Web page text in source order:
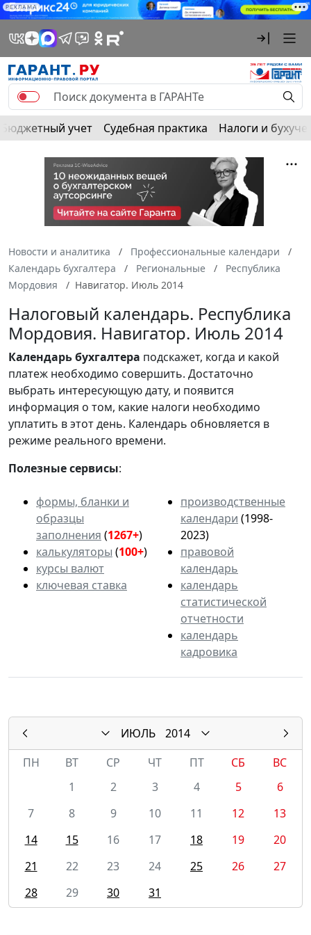
РЕКЛАМА
Бюджетный учет Судебная практика Налоги и
Новости и аналитика
Профессиональные календари
Календарь бухгалтера
Региональные
Республика
Мордовия
Навигатор. Июль 2014
Налоговый календарь. Республика
Мордовия. Навигатор. Июль 2014
Календарьбухгалтера подскажет, когда и какой
платеж необходимо совершить. Достаточно
выбрать интересующую дату, и появится
информация о том, какие налоги необходимо
уплатить в этот день. Календарь обновляется в
режиме реального времени.
Полезные сервисы:
формы, бланки и
образцы
заполнения (1267+)
калькуляторы (100+)
курсы валют
ключевая ставка
производственные
календари (1998-
2023)
правовой
календарь
календарь
статистической
отчетности
календарь
кадровика
ИЮЛЬ
2014
ПН
ВТ СР ЧТ ПТ СБ
ВС
1
2 3 4 5
6
7
8 9 10 11 12
13
14
15 16 17 18 19
20
21
22 23 24 25 26
27
28
29 30 31